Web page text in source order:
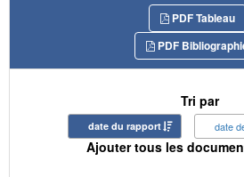
PDF Tableau
PDF
Tri par
date du rapport date
Ajouter tous les